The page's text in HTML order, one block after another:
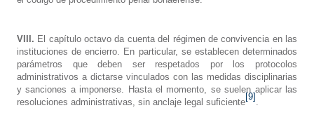
VIII. El capítulo octavo da cuenta del régimen de convivencia en las
instituciones de encierro. En particular, se establecen determinados
parámetros que deben ser respetados por los protocolos
administrativos a dictarse vinculados con las medidas disciplinarias
y sanciones a imponerse. Hasta el momento, se suelen aplicar las
resoluciones administrativas, sin anclaje legal suficiente
[9]
.